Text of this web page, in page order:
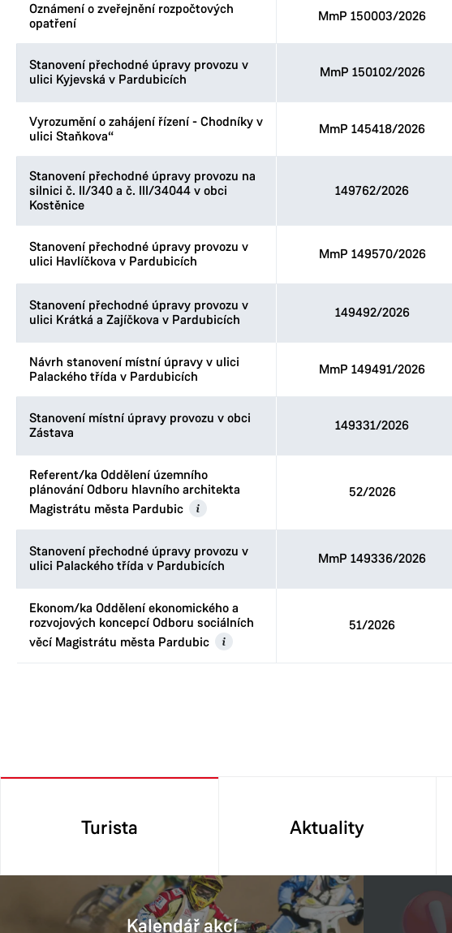
Oznámení o zveřejnění rozpočtových
opatření
MmP 150003/2026
Stanovení přechodné úpravy provozu v
ulici Kyjevská v Pardubicích
MmP 150102/2026
Vyrozumění o zahájení řízení - Chodníky v
ulici Staňkova“
MmP 145418/2026
Stanovení přechodné úpravy provozu na
silnici č. II/340 a č. III/34044 v obci
Kostěnice
149762/2026
Stanovení přechodné úpravy provozu v
ulici Havlíčkova v Pardubicích
MmP 149570/2026
Stanovení přechodné úpravy provozu v
ulici Krátká a Zajíčkova v Pardubicích
149492/2026
Návrh stanovení místní úpravy v ulici
Palackého třída v Pardubicích
MmP 149491/2026
Stanovení místní úpravy provozu v obci
Zástava
149331/2026
Referent/ka Oddělení územního
plánování Odboru hlavního architekta
Magistrátu města Pardubic
52/2026
Stanovení přechodné úpravy provozu v
ulici Palackého třída v Pardubicích
MmP 149336/2026
Ekonom/ka Oddělení ekonomického a
rozvojových koncepcí Odboru sociálních
věcí Magistrátu města Pardubic
51/2026
Turista Aktuality
Kalendář akcí